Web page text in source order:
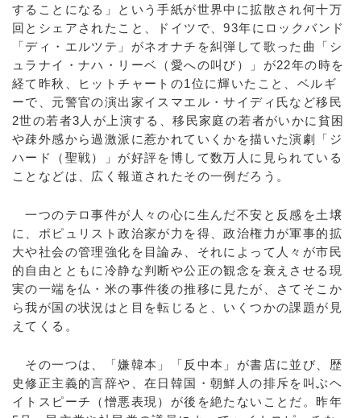
することになる」という手紙が世界中に拡散され何十万
回とシェアされたこと、ドイツで、93年にロックバンド
「ディ・エルツテ」がネオナチを糾弾して歌った曲「シ
ュラナイ・ナハ・リーベ（愛への叫び）」が22年の時を
経て昨秋、ヒットチャートの1位に輝いたこと、ベルギ
ーで、元警官の演出家イスマエル・サイディ氏など移民
2世の若者3人が上演する、移民家庭の若者がいかに貧困
や疎外感から過激派に惹かれていくかを描いた演劇「ジ
ハード（聖戦）」が好評を博して数万人に見られている
ことなどは、広く報道されたその一例だろう。
一つのテロ事件が人々の心に生んだ不安と反感を土壌
に、ポピュリスト政治家が力を得、政治権力が軍事的拡
大や社会の管理強化を目論み、それによって人々が市民
的自由とともに冷静な判断や公正の観念を衰えさせる現
実の一端を仏・米の事件後の推移に見たが、さてそこか
ら我が国の状況はと目を転じると、いくつかの課題が見
えてくる。
その一つは、「嫌韓本」「反中本」が書店に並び、歴
史修正主義的言辞や、在日韓国・朝鮮人の排斥を叫ぶヘ
イトスピーチ（憎悪表現）が後を絶たないことだ。昨年